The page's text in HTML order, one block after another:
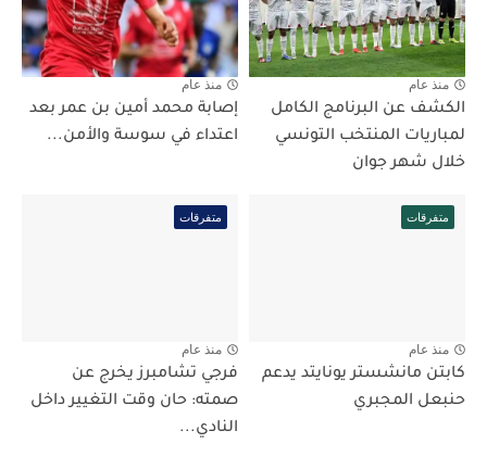
منذ عام
الكشف عن البرنامج الكامل
لمباريات المنتخب التونسي
خلال شهر جوان
منذ عام
إصابة محمد أمين بن عمر بعد
اعتداء في سوسة والأمن...
متفرقات
منذ عام
كابتن مانشستر يونايتد يدعم
حنبعل المجبري
متفرقات
منذ عام
فرجي تشامبرز يخرج عن
صمته: حان وقت التغيير داخل
النادي...